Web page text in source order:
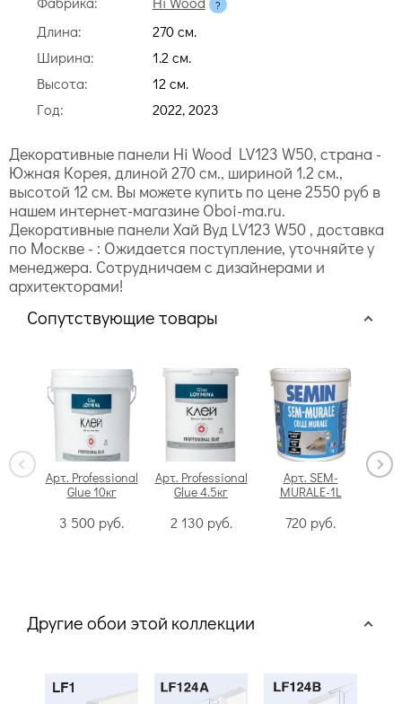
Длина:
270 cм.
Ширина:
1.2 cм.
Высота:
12 cм.
Год:
2022, 2023
Декоративные панели Hi Wood LV123 W50, страна -
Южная Корея, длиной 270 cм., шириной 1.2 cм.,
высотой 12 cм. Вы можете купить по цене 2550 руб в
нашем интернет-магазине Oboi-ma.ru.
Декоративные панели Хай Вуд LV123 W50 , доставка
по Москве - : Ожидается поступление, уточняйте у
менеджера. Сотрудничаем с дизайнерами и
архитекторами!
Сопутствующие товары
Арт. Professional
Glue 10кг
3 500 руб.
Арт. Professional
Glue 4.5кг
2 130 руб.
Арт. SEM-
MURALE-1L
720 руб.
Другие обои этой коллекции